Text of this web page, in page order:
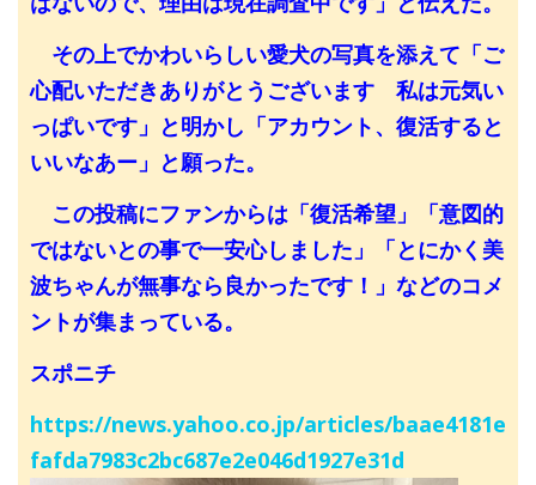
その上でかわいらしい愛犬の写真を添えて「ご
心配いただきありがとうございます 私は元気い
っぱいです」と明かし「アカウント、復活すると
いいなあー」と願った。
この投稿にファンからは「復活希望」「意図的
ではないとの事で一安心しました」「とにかく美
波ちゃんが無事なら良かったです！」などのコメ
ントが集まっている。
スポニチ
https://news.yahoo.co.jp/articles/baae4181e
fafda7983c2bc687e2e046d1927e31d